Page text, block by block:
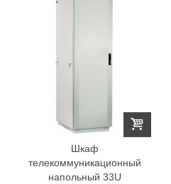
Шкаф
телекоммуникационный
напольный 33U